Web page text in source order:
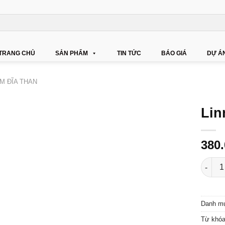
CHỦ SẢN PHẨM TIN TỨC BÁO GIÁ DỰ
ĐĨA THAN
Linn
Danh
Từ